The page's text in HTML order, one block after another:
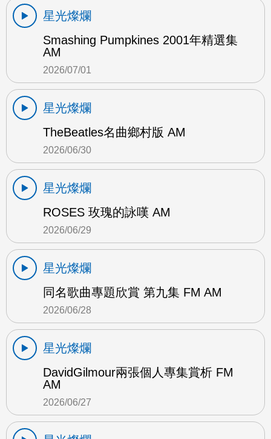
星光燦爛
Smashing Pumpkines 2001年精選集
AM
2026/07/01
星光燦爛
TheBeatles名曲鄉村版 AM
2026/06/30
星光燦爛
ROSES 玫瑰的詠嘆 AM
2026/06/29
星光燦爛
同名歌曲專題欣賞 第九集 FM AM
2026/06/28
星光燦爛
DavidGilmour兩張個人專集賞析 FM
AM
2026/06/27